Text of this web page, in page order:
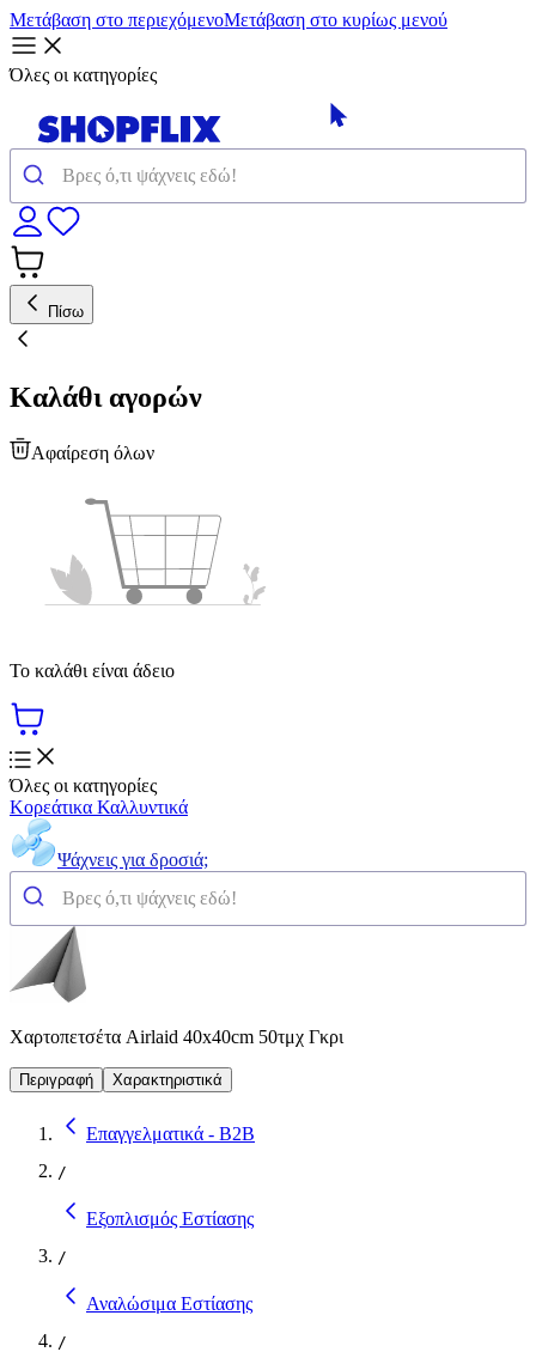
Μετάβαση στο περιεχόμενοΜετάβαση στο κυρίως μενού
Όλες οι κατηγορίες
Πίσω
Καλάθι αγορών
Αφαίρεση όλων
Το καλάθι είναι άδειο
Όλες οι κατηγορίες
Κορεάτικα Καλλυντικά
Ψάχνεις για δροσιά;
Χαρτοπετσέτα Airlaid 40x40cm 50τμχ Γκρι
Περιγραφή Χαρακτηριστικά
Επαγγελματικά - B2B
/
Εξοπλισμός Εστίασης
/
Αναλώσιμα Εστίασης
/